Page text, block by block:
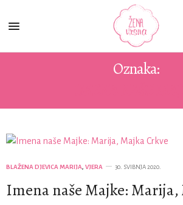
Oznaka:
BLAŽENA DJEVICA MARIJA, VJERA 30. SVIBNJA 2020.
Imena naše Majke: Marija,